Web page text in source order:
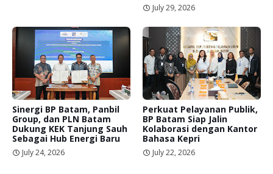
July 29, 2026
Sinergi BP Batam, Panbil
Group, dan PLN Batam
Dukung KEK Tanjung Sauh
Sebagai Hub Energi Baru
July 24, 2026
Perkuat Pelayanan Publik,
BP Batam Siap Jalin
Kolaborasi dengan Kantor
Bahasa Kepri
July 22, 2026